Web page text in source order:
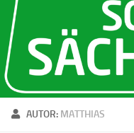
AUTOR: MATTHIAS